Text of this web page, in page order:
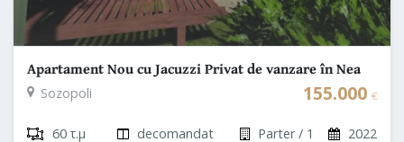
Apartament Nou cu Jacuzzi Privat de vanzare în Nea
Propontida Grecia
Sozopoli 155.000 €
60 τ.μ decomandat Parter / 1 2022